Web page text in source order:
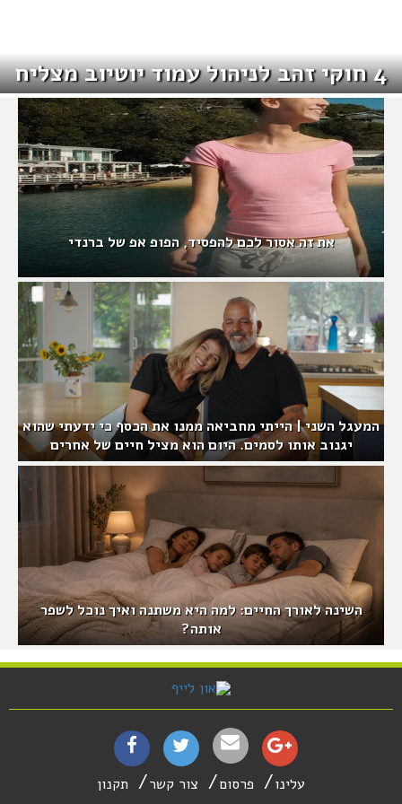
4 חוקי זהב לניהול עמוד יוטיוב מצליח
את זה אסור לכם להפסיד, הפופ אפ של ברנדי
המעגל השני | הייתי מחביאה ממנו את הכסף כי ידעתי שהוא
יגנוב אותו לסמים. היום הוא מציל חיים של אחרים
השינה לאורך החיים: למה היא משתנה ואיך נוכל לשפר
אותה?
עלינו פרסום צור קשר תקנון